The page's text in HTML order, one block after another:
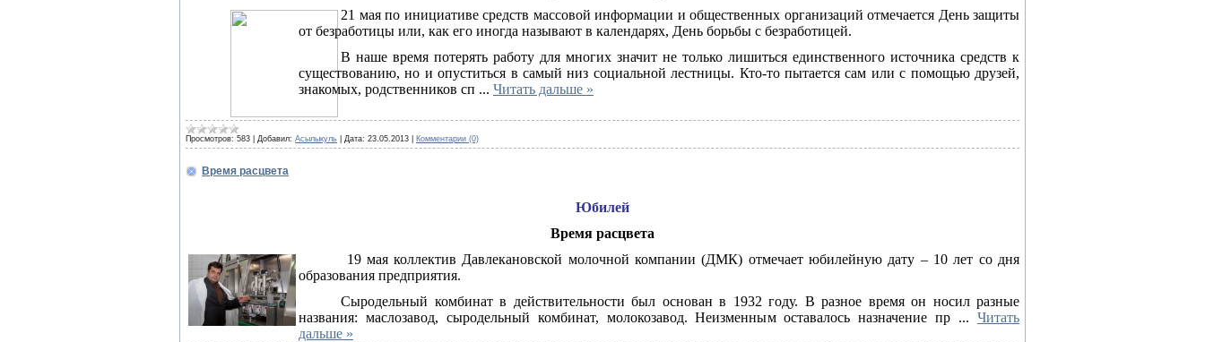
21 мая по инициативе средств массовой информации и общественных организаций отмечается День защиты
от безработицы или, как его иногда называют в календарях, День борьбы с безработицей.
В наше время потерять работу для многих значит не только лишиться единственного источника средств к
существованию, но и опуститься в самый низ социальной лестницы. Кто-то пытается сам или с помощью друзей,
знакомых, родственников сп ... Читать дальше »
Просмотров: 583 Добавил: Асылыкуль Дата: 23.05.2013 Комментарии (0)
Время расцвета
Юбилей
Время расцвета
19 мая коллектив Давлекановской молочной компании (ДМК) отмечает юбилейную дату – 10 лет со дня
образования предприятия.
Сыродельный комбинат в действительности был основан в 1932 году. В разное время он носил разные
названия: маслозавод, сыродельный комбинат, молокозавод. Неизменным оставалось назначение пр ...Читать
дальше »